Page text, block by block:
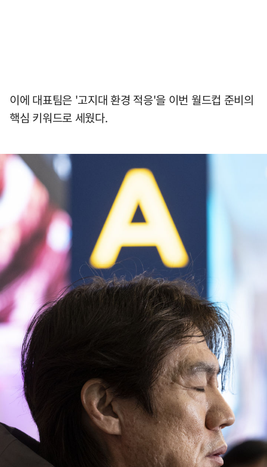
이에 대표팀은 '고지대 환경 적응'을 이번 월드컵 준비의
핵심 키워드로 세웠다.